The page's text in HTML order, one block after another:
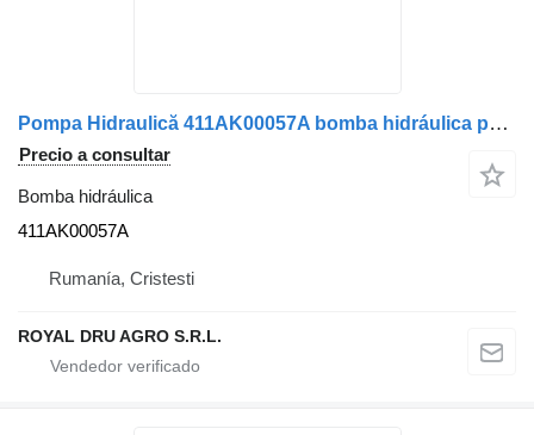
Pompa Hidraulică 411AK00057A bomba hidráulica para Mercedes-Benz 190821RE91045-11 camión
Precio a consultar
Bomba hidráulica
411AK00057A
Rumanía, Cristesti
ROYAL DRU AGRO S.R.L.